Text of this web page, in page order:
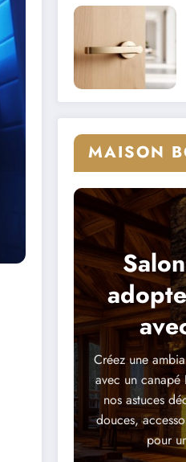
MAISON
Créez une
avec un canapé
nos astuces
douces,
pour